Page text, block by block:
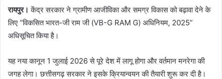
रायपुर। केंद्र सरकार ने ग्रामीण आजीविका और समग्र विकास को बढ़ावा देने के
लिए “विकसित भारत-जी राम जी (VB-G RAM G) अधिनियम, 2025”
अधिसूचित किया है।
यह नया कानून 1 जुलाई 2026 से पूरे देश में लागू होगा और वर्तमान मनरेगा की
जगह लेगा। छत्तीसगढ़ सरकार ने इसके क्रियान्वयन की तैयारी शुरू कर दी है।